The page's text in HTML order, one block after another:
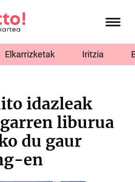
Elkarrizketak Iritzia
idazleak
liburua
du gaur
en